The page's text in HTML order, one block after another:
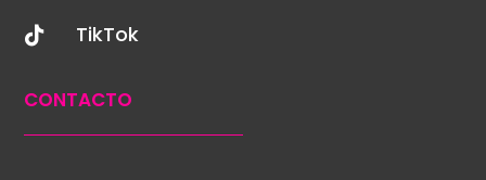
 TikTok
CONTACTO